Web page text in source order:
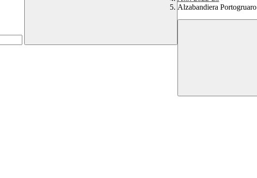
Alzabandiera Portogruaro